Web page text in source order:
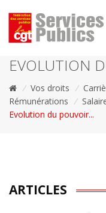
EVOLUTION
/ Vos droits /
Rémunérations /
Evolution du pouvoir...
ARTICLES